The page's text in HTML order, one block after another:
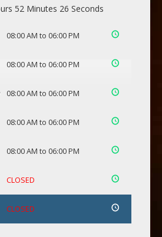
52 Minutes 25 Seconds
08:00 AM to 06:00 PM
08:00 AM to 06:00 PM
08:00 AM to 06:00 PM
08:00 AM to 06:00 PM
08:00 AM to 06:00 PM
CLOSED
CLOSED